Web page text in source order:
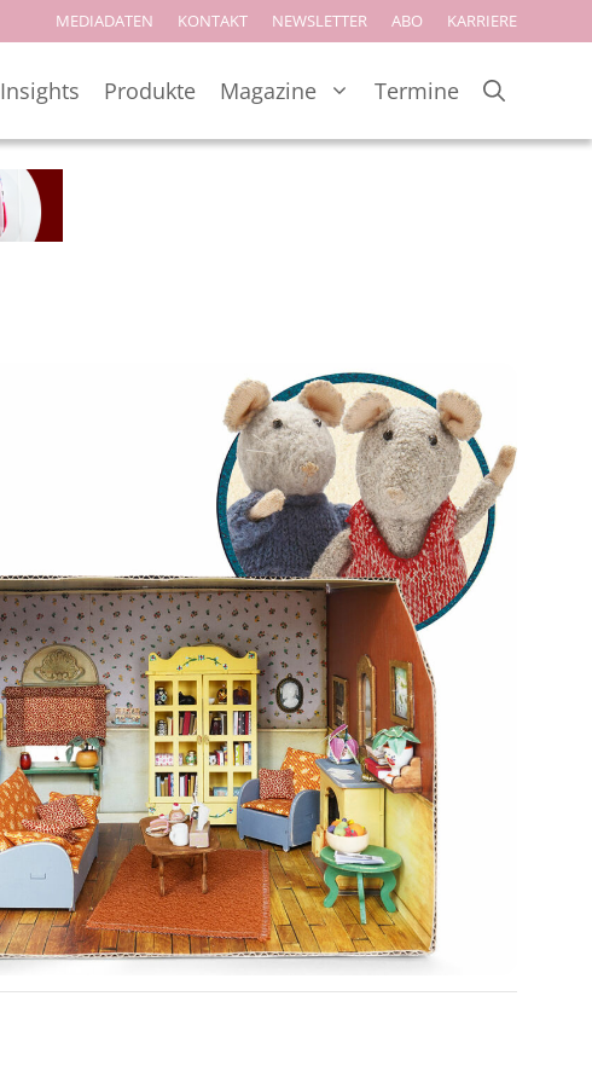
MEDIADATEN KONTAKT NEWSLETTER ABO KARRIERE
Insights Produkte Magazine Termine